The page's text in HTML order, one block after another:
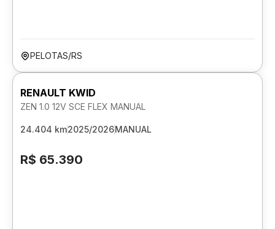
PELOTAS/RS
RENAULT KWID
ZEN 1.0 12V SCE FLEX MANUAL
24.404 km2025/2026MANUAL
R$ 65.390